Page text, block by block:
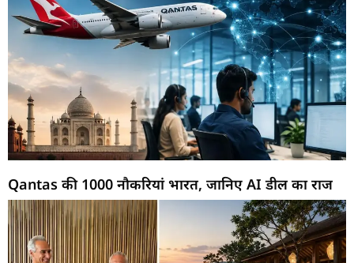
Qantas की 1000 नौकरियां भारत, जानिए AI डील का राज